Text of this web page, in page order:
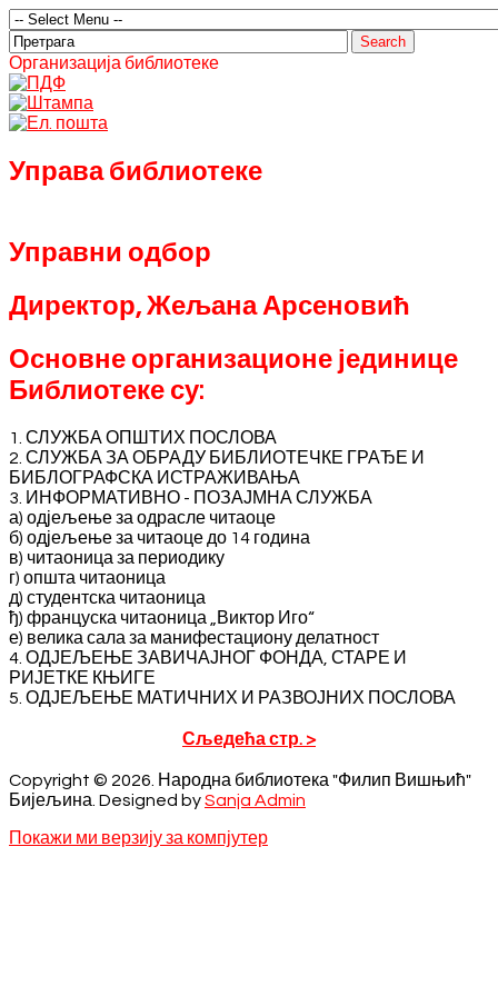
Организација библиотеке
Управа библиотеке
Управни одбор
Директор, Жељана Арсеновић
Основне организационе јединице
Библиотеке су:
1. СЛУЖБА ОПШТИХ ПОСЛОВА
2. СЛУЖБА ЗА ОБРАДУ БИБЛИОТЕЧКЕ ГРАЂЕ И
БИБЛОГРАФСКА ИСТРАЖИВАЊА
3. ИНФОРМАТИВНО - ПОЗАЈМНА СЛУЖБА
а) одјељење за одрасле читаоце
б) одјељење за читаоце до 14 година
в) читаоница за периодику
г) општа читаоница
д) студентска читаоница
ђ) француска читаоница „Виктор Иго“
е) велика сала за манифестациону делатност
4. ОДЈЕЉЕЊЕ ЗАВИЧАЈНОГ ФОНДА, СТАРЕ И
РИЈЕТКЕ КЊИГЕ
5. ОДЈЕЉЕЊЕ МАТИЧНИХ И РАЗВОЈНИХ ПОСЛОВА
Сљедећа стр. >
Copyright © 2026. Народна библиотека "Филип Вишњић"
Бијељина. Designed bySanja Admin
Покажи ми верзију за компјутер